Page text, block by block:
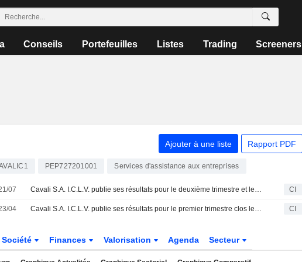
Conseils Portefeuilles Listes Trading Screeners
Ajouter à une liste Rapport PDF
PEP727201001 Services d'assistance aux entreprises
07 Cavali S.A. I.C.L.V. publie ses résultats pour le deuxième trimestre et le premier semestre clos le 30 juin 2026 CI
04 Cavali S.A. I.C.L.V. publie ses résultats pour le premier trimestre clos le 31 mars 2026 CI
Société Finances Valorisation Agenda Secteur